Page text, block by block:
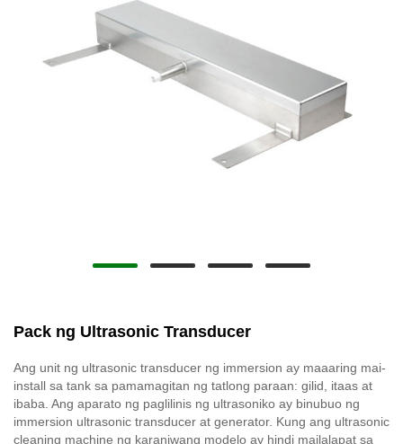
Pack ng Ultrasonic Transducer
Ang unit ng ultrasonic transducer ng immersion ay maaaring mai-
install sa tank sa pamamagitan ng tatlong paraan: gilid, itaas at
ibaba. Ang aparato ng paglilinis ng ultrasoniko ay binubuo ng
immersion ultrasonic transducer at generator. Kung ang ultrasonic
cleaning machine ng karaniwang modelo ay hindi mailalapat sa